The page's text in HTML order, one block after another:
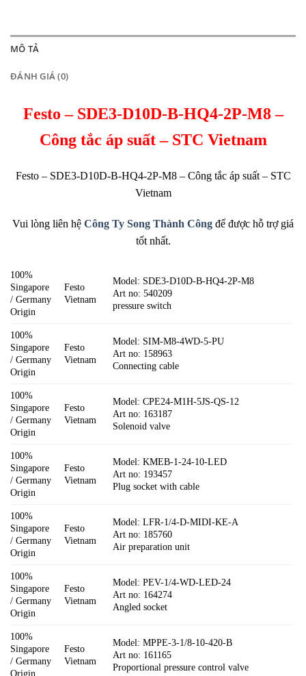
MÔ TẢ
ĐÁNH GIÁ (0)
Festo – SDE3-D10D-B-HQ4-2P-M8 –
Công tắc áp suất – STC Vietnam
Festo – SDE3-D10D-B-HQ4-2P-M8 – Công tắc áp suất – STC
Vietnam
Vui lòng liên hệ Công Ty Song Thành Công để được hỗ trợ giá
tốt nhất.
100%
Singapore
/ Germany
Origin
Festo
Vietnam
Model: SDE3-D10D-B-HQ4-2P-M8
Art no: 540209
pressure switch
100%
Singapore
/ Germany
Origin
Festo
Vietnam
Model: SIM-M8-4WD-5-PU
Art no: 158963
Connecting cable
100%
Singapore
/ Germany
Origin
Festo
Vietnam
Model: CPE24-M1H-5JS-QS-12
Art no: 163187
Solenoid valve
100%
Singapore
/ Germany
Origin
Festo
Vietnam
Model: KMEB-1-24-10-LED
Art no: 193457
Plug socket with cable
100%
Singapore
/ Germany
Origin
Festo
Vietnam
Model: LFR-1/4-D-MIDI-KE-A
Art no: 185760
Air preparation unit
100%
Singapore
/ Germany
Origin
Festo
Vietnam
Model: PEV-1/4-WD-LED-24
Art no: 164274
Angled socket
100%
Singapore
/ Germany
Origin
Festo
Vietnam
Model: MPPE-3-1/8-10-420-B
Art no: 161165
Proportional pressure control valve